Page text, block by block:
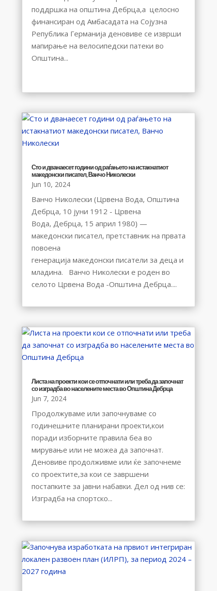
поддршка на општина Дебрца,а целосно
финансиран од Амбасадата на Сојузна
Република Германија деновиве се изврши
мапирање на велосипедски патеки во
Општина...
Сто и дванаесет години од раѓањето на истакнатиот
македонски писател, Ванчо Николески
Jun 10, 2024
Ванчо Николески (Црвена Вода, Општина
Дебрца, 10 јуни 1912 - Црвена
Вода, Дебрца, 15 април 1980) —
македонски писател, претставник на првата
повоена
генерација македонски писатели за деца и
младина. Ванчо Николески е роден во
селото Црвена Вода -Општина Дебрца....
Листа на проекти кои се отпочнати или треба да започнат
со изградба во населените места во Општина Дебрца
Jun 7, 2024
Продолжуваме или започнуваме со
годинешните планирани проекти,кои
поради изборните правила беа во
мирување или не можеа да започнат.
Деновиве продолживме или ќе започнеме
со проектите,за кои се завршени
постапките за јавни набавки. Дел од нив се:
Изградба на спортско...